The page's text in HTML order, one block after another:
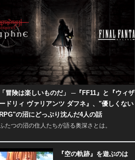
「冒険は楽しいものだ」 ─『FF11』と『ウィザ
ードリィ ヴァリアンツ ダフネ』、"優しくない
RPG"の沼にどっぷり沈んだ4人の話
たつの沼の住人たちが語る奥深さとは。
『空の軌跡』を遊ぶのは